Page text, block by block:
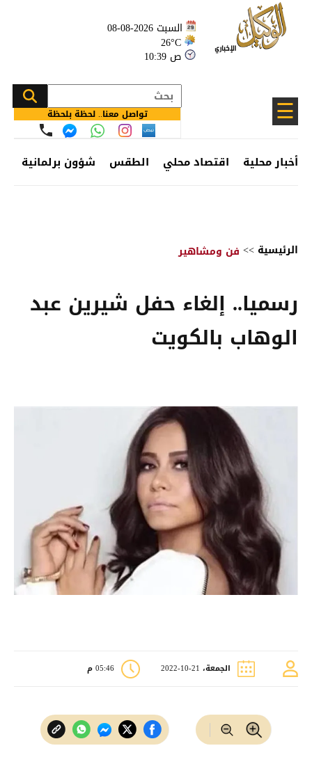
السبت 2026-08-08
26°C
10:39 ص
☰ تواصل معنا.. لحظة بلحظة
أخبار محلية اقتصاد محلي الطقس شؤون برلمانية
الرئيسية >> فن ومشاهير
رسميا.. إلغاء حفل شيرين عبد
الوهاب بالكويت
الجمعة، 21-10-2022 05:46 م